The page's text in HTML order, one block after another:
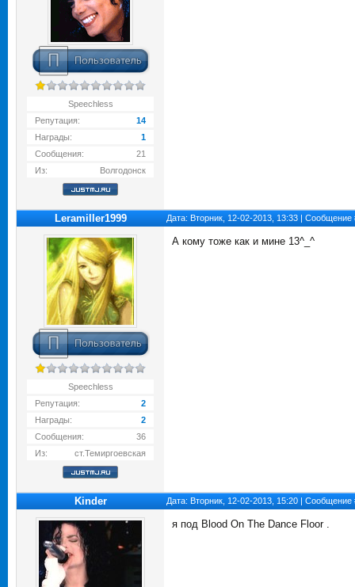
Speechless
Репутация:
14
Награды:
1
Сообщения:
21
Из:
Волгодонск
Leramiller1999 Дата: Вторник, 12-02-2013, 13:33 |
Speechless
Репутация:
2
Награды:
2
Сообщения:
36
Из:
ст.Темиргоевская
А кому тоже как и мине 13^_^
Kinder Дата: Вторник, 12-02-2013, 15:20 |
я под Blood On The Dance Floor .